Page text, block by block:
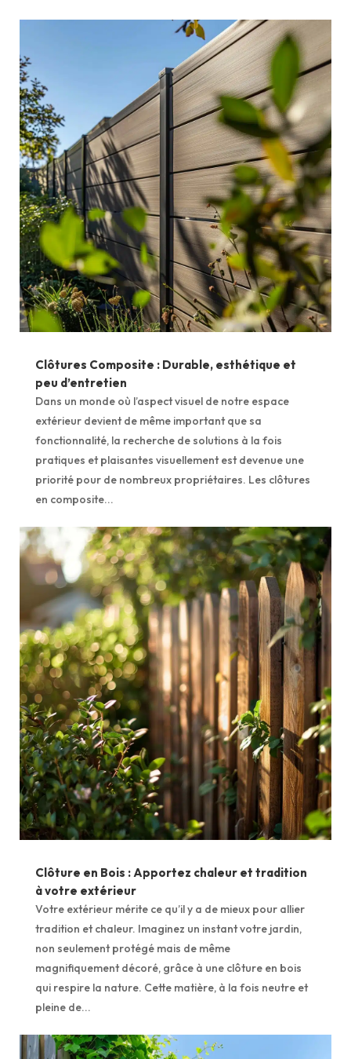
Clôtures Composite : Durable, esthétique et
peu d’entretien
Dans un monde où l’aspect visuel de notre espace
extérieur devient de même important que sa
fonctionnalité, la recherche de solutions à la fois
pratiques et plaisantes visuellement est devenue une
priorité pour de nombreux propriétaires. Les clôtures
en composite...
Clôture en Bois : Apportez chaleur et tradition
à votre extérieur
Votre extérieur mérite ce qu’il y a de mieux pour allier
tradition et chaleur. Imaginez un instant votre jardin,
non seulement protégé mais de même
magnifiquement décoré, grâce à une clôture en bois
qui respire la nature. Cette matière, à la fois neutre et
pleine de...